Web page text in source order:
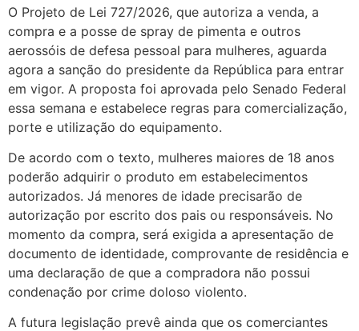
O Projeto de Lei 727/2026, que autoriza a venda, a
compra e a posse de spray de pimenta e outros
aerossóis de defesa pessoal para mulheres, aguarda
agora a sanção do presidente da República para entrar
em vigor. A proposta foi aprovada pelo Senado Federal
essa semana e estabelece regras para comercialização,
porte e utilização do equipamento.
De acordo com o texto, mulheres maiores de 18 anos
poderão adquirir o produto em estabelecimentos
autorizados. Já menores de idade precisarão de
autorização por escrito dos pais ou responsáveis. No
momento da compra, será exigida a apresentação de
documento de identidade, comprovante de residência e
uma declaração de que a compradora não possui
condenação por crime doloso violento.
A futura legislação prevê ainda que os comerciantes